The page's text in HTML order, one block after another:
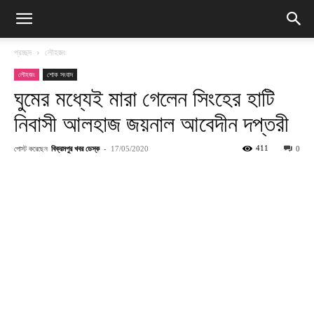
প্রচ্ছদ লৌহজং
লৌহজং শোক সংবাদ
ঘুমের মধ্যেই মারা গেলেন সিংহের হাটি
নিবাসী আলহাজ জয়নাল আবেদীন দপ্তরী
পোস্ট করেছেন বিক্রমপুর খবর ডেস্ক - 17/05/2020 0
411